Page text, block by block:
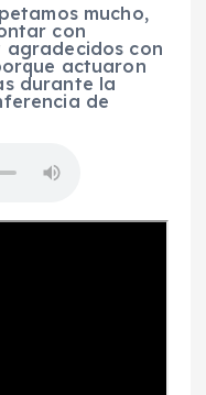
mucho,
con
agradecidos con
actuaron
durante la
de